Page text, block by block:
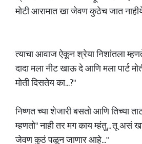
मोटी आरामात खा जेवण कुठेच जात
त्याचा आवाज ऐकून श्रेया निशांतला
दादा मला नीट खाऊ दे आणि मला पार्ट
मोती दिसतेय का...?"
निष्णत च्या शेजारी बसतो आणि तिच्या
म्हणतो" नाही तर मग काय म्हंतु... तू असं
जेवण कुठं पळून जाणार आहे..."